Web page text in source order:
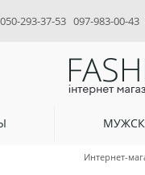
050-293-37-53 097-983-00-43
Интернет-